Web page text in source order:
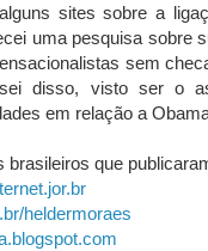
sites sobre a
uma pesquisa sobre
sem
disso, visto ser o
em relação a
brasileiros que
heldermoraes